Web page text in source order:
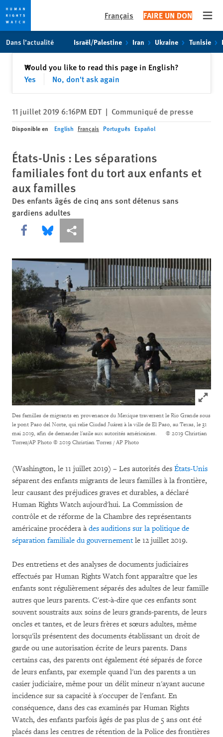
toto
content
Français FAIRE UN DON
Dans l’actualité Israël/Palestine Iran Ukraine Tunisie
Would you like to read this page in English?
Yes
No, don't ask again
✕Fermer
11 juillet 2019 6:16PM EDT | Communiqué de presse
Disponible en English Français Português Español
États-Unis : Les séparations
familiales font du tort aux enfants et
aux familles
Des enfants âgés de cinq ans sont détenus sans
gardiens adultes
Share this via Facebook
Share this via Bluesky
Share this via Partagez
Click
Des familles de migrants en provenance du Mexique traversent le Rio Grande sous
le pont Paso del Norte, qui relie Ciudad Juárez à la ville de El Paso, au Texas, le 31
mai 2019, afin de demander l'asile aux autorités américaines. © 2019 Christian
Torrez/AP Photo © 2019 Christian Torrez / AP Photo
(Washington, le 11 juillet 2019) – Les autorités des États-Unis
séparent des enfants migrants de leurs familles à la frontière,
leur causant des préjudices graves et durables, a déclaré
Human Rights Watch aujourd'hui. La Commission de
contrôle et de réforme de la Chambre des représentants
américaine procédera à des auditions sur la politique de
séparation familiale du gouvernementle 12 juillet 2019.
Des entretiens et des analyses de documents judiciaires
effectués par Human Rights Watch font apparaître que les
enfants sont régulièrement séparés des adultes de leur famille
autres que leurs parents. C'est-à-dire que ces enfants sont
souvent soustraits aux soins de leurs grands-parents, de leurs
oncles et tantes, et de leurs frères et sœurs adultes, même
lorsqu'ils présentent des documents établissant un droit de
garde ou une autorisation écrite de leurs parents. Dans
certains cas, des parents ont également été séparés de force
de leurs enfants, par exemple quand l'un des parents a un
casier judiciaire, même pour un délit mineur n'ayant aucune
incidence sur sa capacité à s'occuper de l'enfant. En
conséquence, dans des cas examinés par Human Rights
Watch, des enfants parfois âgés de pas plus de 5 ans ont été
placés dans les centres de rétention de la Police des frontières